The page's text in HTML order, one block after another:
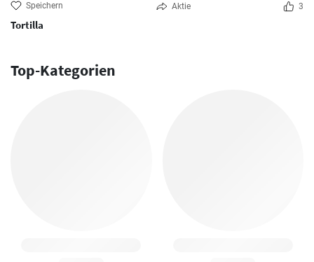
Speichern Aktie 3
Tortilla
Top-Kategorien